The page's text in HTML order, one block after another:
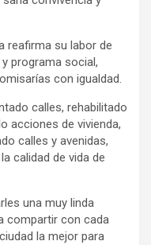
reafirma su labor de
programa social,
con igualdad.
calles, rehabilitado
acciones de vivienda,
calles y avenidas,
calidad de vida de
una muy linda
compartir con cada
la mejor para